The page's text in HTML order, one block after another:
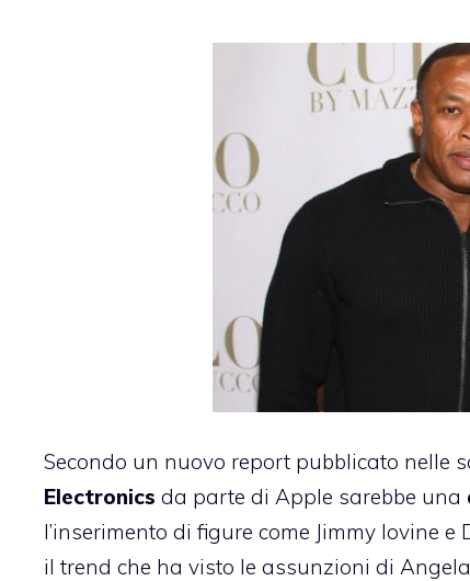
Secondo un nuovo report pubblicato nelle
Electronics da parte di Apple sarebbe una
l’inserimento di figure come Jimmy Iovine
il trend che ha visto le assunzioni di